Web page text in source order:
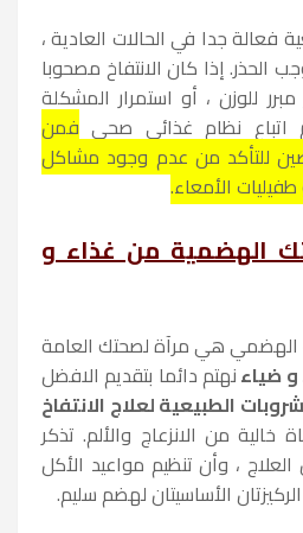
فعالة جدا في الحالات العادية ،
الحذر. إذا كان الانتفاخ مصحوبا
للوزن ، أو استمرار المشكلة
اتباع نظام غذائي صحي فمن
للتأكد من عدم وجود مشاكل
الأمعاء.
الهضمية من غذاء و
الهضمي هي مرآة لصحتك العامة
ضياءنهتم دائما بتقديم الافضل
الطبيعية لعلاج الانتفاخ
من الانزعاج والألم. تذكر
، وأن تنظيم مواعيد الأكل
الأساسيتان لهضم سليم.